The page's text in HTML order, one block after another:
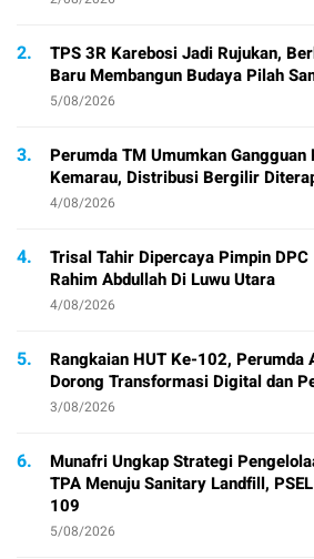
2.
TPS 3R Karebosi Jadi Rujukan,
Baru Membangun Budaya Pilah
5/08/2026
3.
Perumda TM Umumkan
Kemarau, Distribusi Bergilir
4/08/2026
4.
Trisal Tahir Dipercaya Pimpin
Rahim Abdullah Di Luwu Utara
4/08/2026
5.
Rangkaian HUT Ke-102,
Dorong Transformasi Digital dan
3/08/2026
6.
Munafri Ungkap Strategi
TPA Menuju Sanitary Landfill,
109
5/08/2026